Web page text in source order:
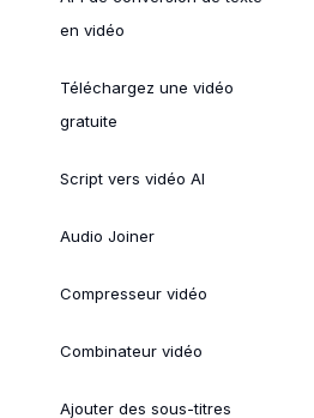
en vidéo
Téléchargez une vidéo
gratuite
Script vers vidéo AI
Audio Joiner
Compresseur vidéo
Combinateur vidéo
Ajouter des sous-titres